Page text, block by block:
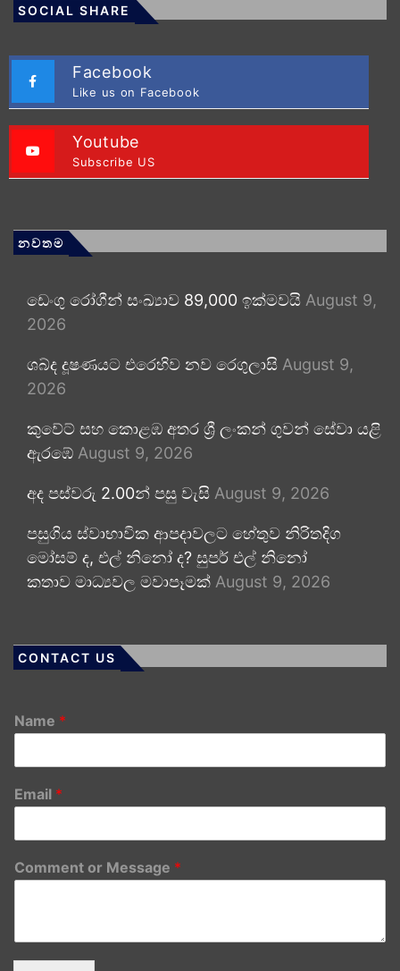
SOCIAL SHARE
Facebook
Like us on Facebook
Youtube
Subscribe US
නවතම
ඩෙංගු රෝගීන් සංඛ්‍යාව 89,000 ඉක්මවයි August 9,
2026
ශබ්ද දූෂණයට එරෙහිව නව රෙගුලාසි August 9,
2026
කුවේට් සහ කොළඹ අතර ශ්‍රී ලංකන් ගුවන් සේවා යළි
ඇරඹේ August 9, 2026
අද පස්වරු 2.00න් පසු වැසි August 9, 2026
පසුගිය ස්වාභාවික ආපදාවලට හේතුව නිරිතදිග
මෝසම් ද, එල් නිනෝ ද? සුපර් එල් නිනෝ
කතාව මාධ්‍යවල මවාපෑමක් August 9, 2026
CONTACT US
Name *
Email *
Comment or Message *